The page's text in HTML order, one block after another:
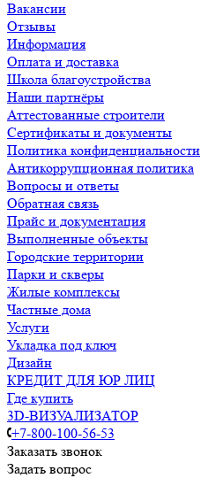
Вакансии
Отзывы
Информация
Оплата и доставка
Школа благоустройства
Наши партнёры
Аттестованные строители
Сертификаты и документы
Политика конфиденциальности
Антикоррупционная политика
Вопросы и ответы
Обратная связь
Прайс и документация
Выполненные объекты
Городские территории
Парки и скверы
Жилые комплексы
Частные дома
Услуги
Укладка под ключ
Дизайн
КРЕДИТ ДЛЯ ЮР ЛИЦ
Где купить
3D-ВИЗУАЛИЗАТОР
+7-800-100-56-53
Заказать звонок
Задать вопрос